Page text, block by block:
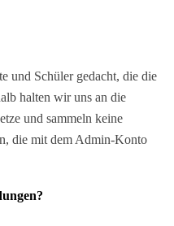
und Schüler gedacht, die die
halten wir uns an die
und sammeln keine
die mit dem Admin-Konto